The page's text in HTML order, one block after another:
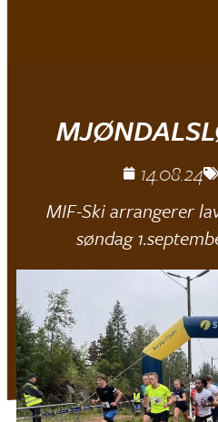
14.08.24
MIF-Ski arrangerer
søndag